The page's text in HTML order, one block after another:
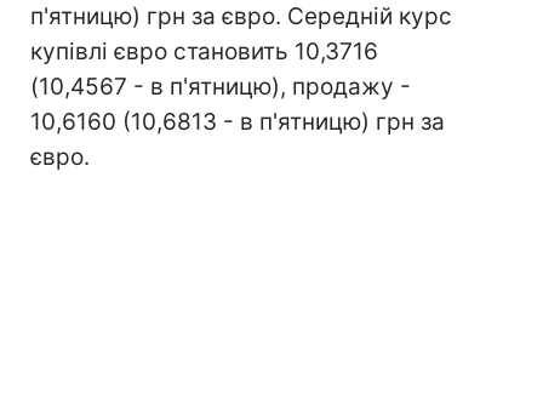
п'ятницю) грн за євро. Середній курс
купівлі євро становить 10,3716
(10,4567 - в п'ятницю), продажу -
10,6160 (10,6813 - в п'ятницю) грн за
євро.